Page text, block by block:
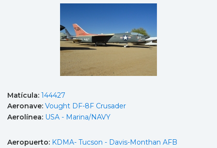
Matícula: 144427
Aeronave: Vought DF-8F Crusader
Aerolínea: USA - Marina/NAVY
Aeropuerto: KDMA- Tucson - Davis-Monthan AFB